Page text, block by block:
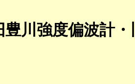
川強度偏波計